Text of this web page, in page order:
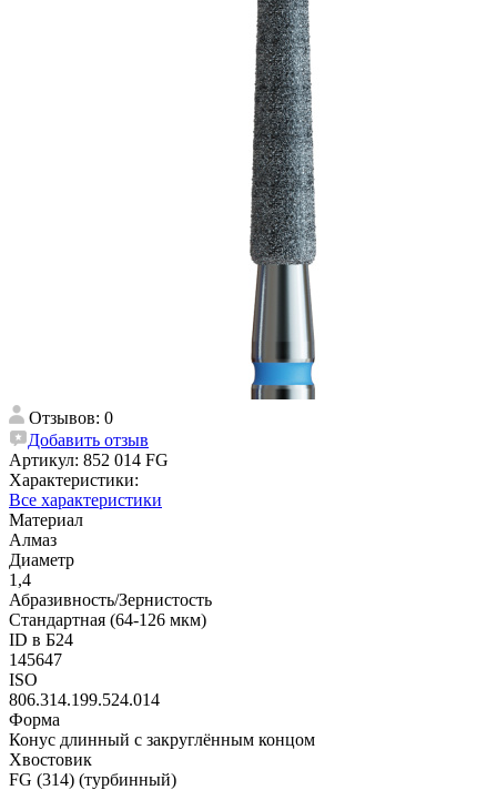
Отзывов: 0
Добавить отзыв
Артикул: 852 014 FG
Характеристики:
Все характеристики
Материал
Алмаз
Диаметр
1,4
Абразивность/Зернистость
Стандартная (64-126 мкм)
ID в Б24
145647
ISO
806.314.199.524.014
Форма
Конус длинный с закруглённым концом
Хвостовик
FG (314) (турбинный)